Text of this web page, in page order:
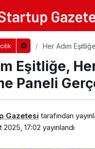
Her Adım
Eşitliğe,
Paneli
Gazetesi tarafından
2025, 17:02 yayınlandı
ve Yönetim
Paylaş